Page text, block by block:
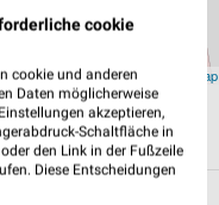
Leaflet|©OpenStreetMap
GOOGLE/IOS MAPS
cookie
cookie und anderen
Daten möglicherweise
akzeptieren,
Schaltfläche in
den Link in der Fußzeile
Diese Entscheidungen